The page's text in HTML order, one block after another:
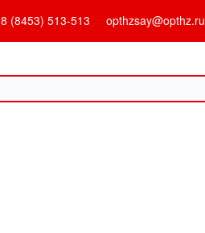
8 (8453) 513-513 opthzsay@opthz.ru